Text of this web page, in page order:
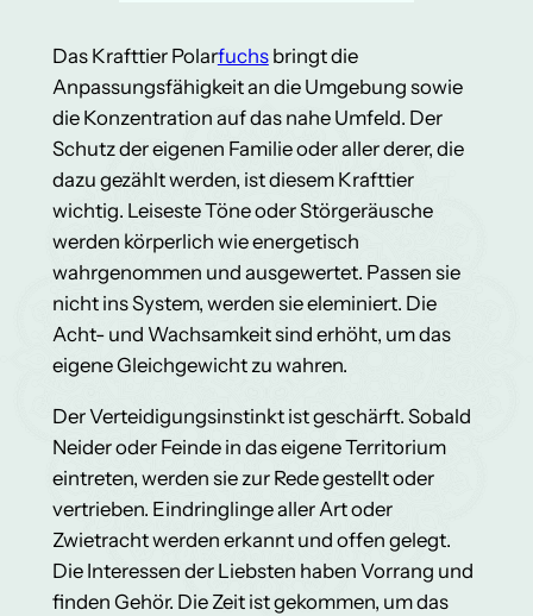
Das Krafttier Polarfuchsbringt die
Anpassungsfähigkeit an die Umgebung sowie
die Konzentration auf das nahe Umfeld. Der
Schutz der eigenen Familie oder aller derer, die
dazu gezählt werden, ist diesem Krafttier
wichtig. Leiseste Töne oder Störgeräusche
werden körperlich wie energetisch
wahrgenommen und ausgewertet. Passen sie
nicht ins System, werden sie eleminiert. Die
Acht- und Wachsamkeit sind erhöht, um das
eigene Gleichgewicht zu wahren.
Der Verteidigungsinstinkt ist geschärft. Sobald
Neider oder Feinde in das eigene Territorium
eintreten, werden sie zur Rede gestellt oder
vertrieben. Eindringlinge aller Art oder
Zwietracht werden erkannt und offen gelegt.
Die Interessen der Liebsten haben Vorrang und
finden Gehör. Die Zeit ist gekommen, um das